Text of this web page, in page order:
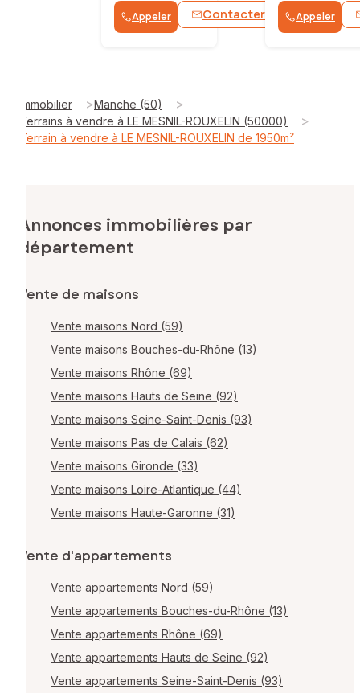
Appeler Contacter WhatsApp
Appeler
Immobilier >Manche (50) >
Terrains à vendre à LE MESNIL-ROUXELIN (50000) >
Terrain à vendre à LE MESNIL-ROUXELIN de 1950m²
Annonces immobilières par
département
Vente de maisons
Vente maisons Nord (59)
Vente maisons Bouches-du-Rhône (13)
Vente maisons Rhône (69)
Vente maisons Hauts de Seine (92)
Vente maisons Seine-Saint-Denis (93)
Vente maisons Pas de Calais (62)
Vente maisons Gironde (33)
Vente maisons Loire-Atlantique (44)
Vente maisons Haute-Garonne (31)
Vente d'appartements
Vente appartements Nord (59)
Vente appartements Bouches-du-Rhône (13)
Vente appartements Rhône (69)
Vente appartements Hauts de Seine (92)
Vente appartements Seine-Saint-Denis (93)